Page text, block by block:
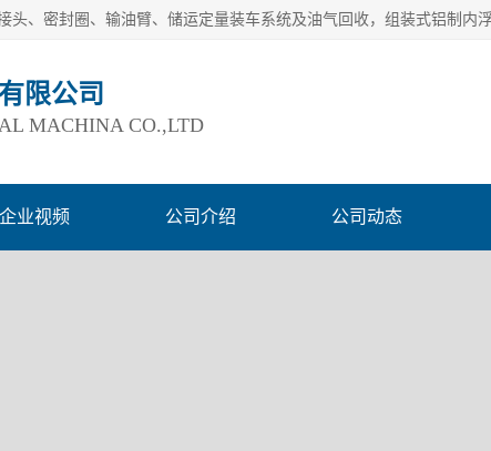
限公司
MACHINA CO.,LTD
企业视频 公司介绍 公司动态